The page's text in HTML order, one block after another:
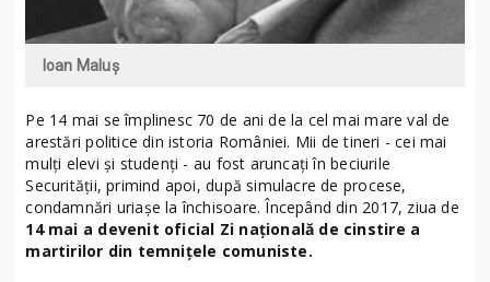
Ioan Maluș
Pe 14 mai se împlinesc 70 de ani de la cel mai mare val de
arestări politice din istoria României. Mii de tineri - cei mai
mulți elevi și studenți - au fost aruncați în beciurile
Securității, primind apoi, după simulacre de procese,
condamnări uriașe la închisoare. Începând din 2017, ziua de
14 mai a devenit oficial Zi națională de cinstire a
martirilor din temnițele comuniste.